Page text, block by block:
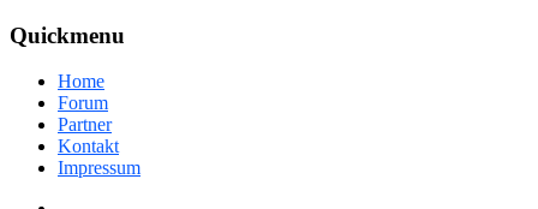
Quickmenu
Home
Forum
Partner
Kontakt
Impressum